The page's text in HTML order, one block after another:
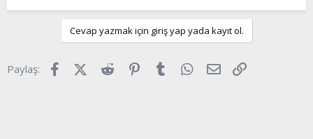
Cevap yazmak için giriş yap yada kayıt ol.
Paylaş: FacebookX (Twitter)
Reddit Pinterest
Tumblr WhatsApp
E-posta